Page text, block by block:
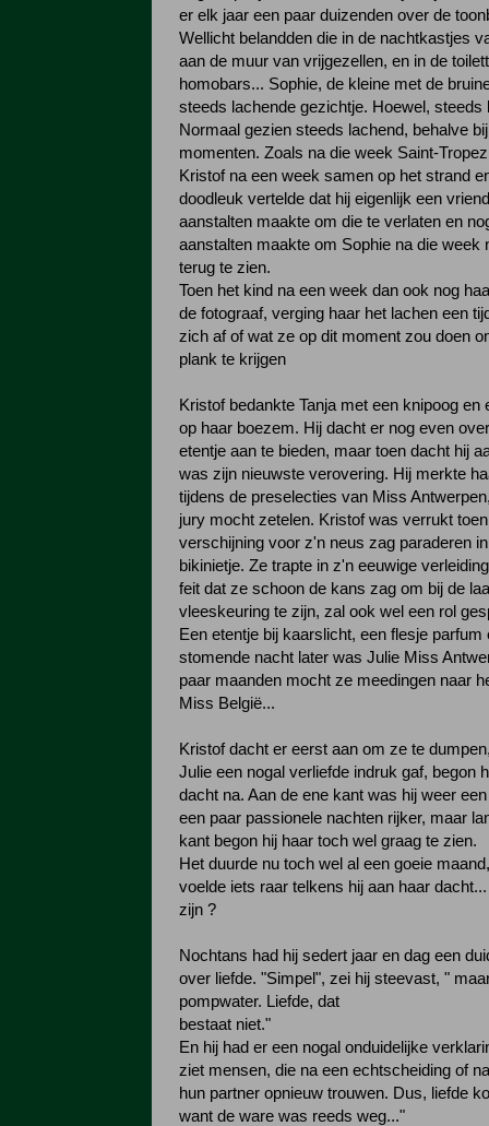
er elk jaar een paar duizenden over de
Wellicht belandden die in de nachtkastjes
aan de muur van vrijgezellen, en in de
homobars... Sophie, de kleine met de
steeds lachende gezichtje. Hoewel, steeds
Normaal gezien steeds lachend, behalve
momenten. Zoals na die week Saint-
Kristof na een week samen op het strand
doodleuk vertelde dat hij eigenlijk een
aanstalten maakte om die te verlaten en
aanstalten maakte om Sophie na die week
terug te zien.
Toen het kind na een week dan ook nog
de fotograaf, verging haar het lachen een
zich af of wat ze op dit moment zou doen
plank te krijgen
Kristof bedankte Tanja met een knipoog en
op haar boezem. Hij dacht er nog even
etentje aan te bieden, maar toen dacht hij
was zijn nieuwste verovering. Hij merkte
tijdens de preselecties van Miss
jury mocht zetelen. Kristof was verrukt
verschijning voor z'n neus zag paraderen
bikinietje. Ze trapte in z'n eeuwige
feit dat ze schoon de kans zag om bij de
vleeskeuring te zijn, zal ook wel een rol
Een etentje bij kaarslicht, een flesje parfum
stomende nacht later was Julie Miss
paar maanden mocht ze meedingen naar
Miss België...
Kristof dacht er eerst aan om ze te
Julie een nogal verliefde indruk gaf, begon
dacht na. Aan de ene kant was hij weer
een paar passionele nachten rijker, maar
kant begon hij haar toch wel graag te zien.
Het duurde nu toch wel al een goeie
voelde iets raar telkens hij aan haar
zijn ?
Nochtans had hij sedert jaar en dag een
over liefde. "Simpel", zei hij steevast, "
pompwater. Liefde, dat
bestaat niet."
En hij had er een nogal onduidelijke
ziet mensen, die na een echtscheiding of
hun partner opnieuw trouwen. Dus, liefde
want de ware was reeds weg..."